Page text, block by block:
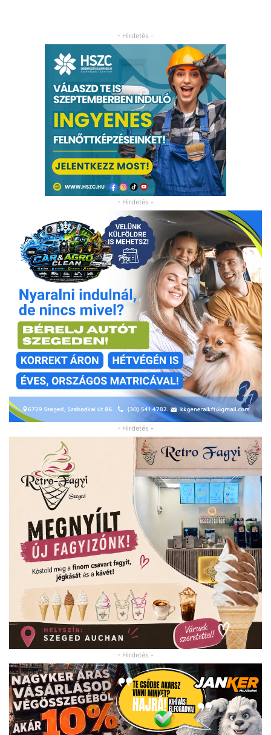
- Hirdetés -
- Hirdetés -
- Hirdetés -
- Hirdetés -